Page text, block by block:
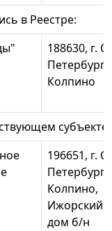
в Реестре:
188630, г.
Петербург,
Колпино
субъекте:
196651, г.
Петербург,
Колпино,
Ижорский
дом б/н